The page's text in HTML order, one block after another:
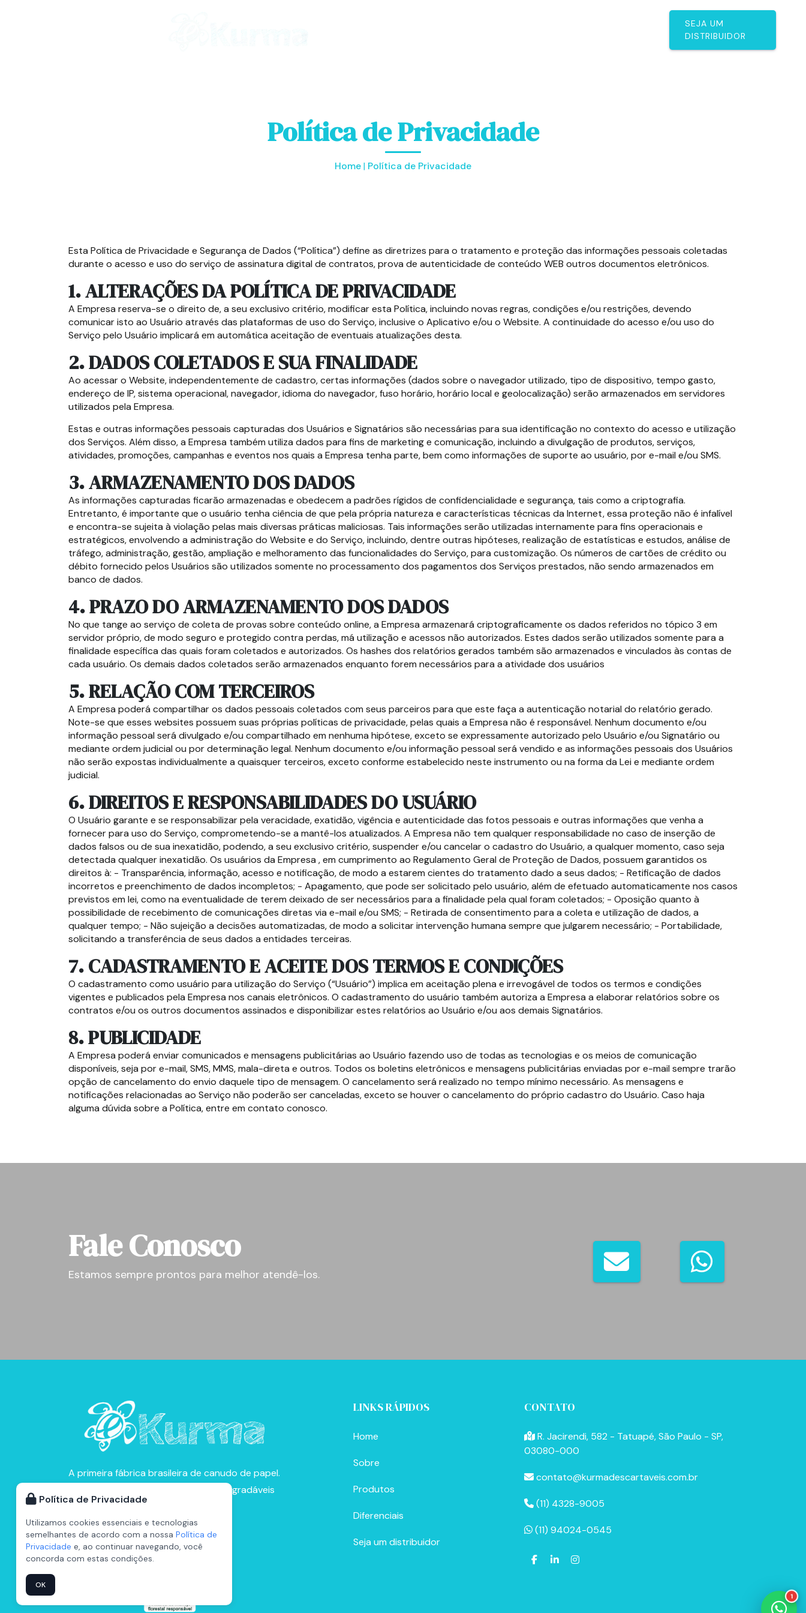
SEJA UM
DISTRIBUIDOR
Política de Privacidade
Home| Política de Privacidade
Esta Política de Privacidade e Segurança de Dados (“Política”) define as diretrizes para o tratamento e proteção das informações pessoais coletadas
durante o acesso e uso do serviço de assinatura digital de contratos, prova de autenticidade de conteúdo WEB outros documentos eletrônicos.
1. ALTERAÇÕES DA POLÍTICA DE PRIVACIDADE
A Empresa reserva-se o direito de, a seu exclusivo critério, modificar esta Política, incluindo novas regras, condições e/ou restrições, devendo
comunicar isto ao Usuário através das plataformas de uso do Serviço, inclusive o Aplicativo e/ou o Website. A continuidade do acesso e/ou uso do
Serviço pelo Usuário implicará em automática aceitação de eventuais atualizações desta.
2. DADOS COLETADOS E SUA FINALIDADE
Ao acessar o Website, independentemente de cadastro, certas informações (dados sobre o navegador utilizado, tipo de dispositivo, tempo gasto,
endereço de IP, sistema operacional, navegador, idioma do navegador, fuso horário, horário local e geolocalização) serão armazenados em servidores
utilizados pela Empresa.
Estas e outras informações pessoais capturadas dos Usuários e Signatários são necessárias para sua identificação no contexto do acesso e utilização
dos Serviços. Além disso, a Empresa também utiliza dados para fins de marketing e comunicação, incluindo a divulgação de produtos, serviços,
atividades, promoções, campanhas e eventos nos quais a Empresa tenha parte, bem como informações de suporte ao usuário, por e-mail e/ou SMS.
3. ARMAZENAMENTO DOS DADOS
As informações capturadas ficarão armazenadas e obedecem a padrões rígidos de confidencialidade e segurança, tais como a criptografia.
Entretanto, é importante que o usuário tenha ciência de que pela própria natureza e características técnicas da Internet, essa proteção não é infalível
e encontra-se sujeita à violação pelas mais diversas práticas maliciosas. Tais informações serão utilizadas internamente para fins operacionais e
estratégicos, envolvendo a administração do Website e do Serviço, incluindo, dentre outras hipóteses, realização de estatísticas e estudos, análise de
tráfego, administração, gestão, ampliação e melhoramento das funcionalidades do Serviço, para customização. Os números de cartões de crédito ou
débito fornecido pelos Usuários são utilizados somente no processamento dos pagamentos dos Serviços prestados, não sendo armazenados em
banco de dados.
4. PRAZO DO ARMAZENAMENTO DOS DADOS
No que tange ao serviço de coleta de provas sobre conteúdo online, a Empresa armazenará criptograficamente os dados referidos no tópico 3 em
servidor próprio, de modo seguro e protegido contra perdas, má utilização e acessos não autorizados. Estes dados serão utilizados somente para a
finalidade específica das quais foram coletados e autorizados. Os hashes dos relatórios gerados também são armazenados e vinculados às contas de
cada usuário. Os demais dados coletados serão armazenados enquanto forem necessários para a atividade dos usuários
5. RELAÇÃO COM TERCEIROS
A Empresa poderá compartilhar os dados pessoais coletados com seus parceiros para que este faça a autenticação notarial do relatório gerado.
Note-se que esses websites possuem suas próprias políticas de privacidade, pelas quais a Empresa não é responsável. Nenhum documento e/ou
informação pessoal será divulgado e/ou compartilhado em nenhuma hipótese, exceto se expressamente autorizado pelo Usuário e/ou Signatário ou
mediante ordem judicial ou por determinação legal. Nenhum documento e/ou informação pessoal será vendido e as informações pessoais dos Usuários
não serão expostas individualmente a quaisquer terceiros, exceto conforme estabelecido neste instrumento ou na forma da Lei e mediante ordem
judicial.
6. DIREITOS E RESPONSABILIDADES DO USUÁRIO
O Usuário garante e se responsabilizar pela veracidade, exatidão, vigência e autenticidade das fotos pessoais e outras informações que venha a
fornecer para uso do Serviço, comprometendo-se a mantê-los atualizados. A Empresa não tem qualquer responsabilidade no caso de inserção de
dados falsos ou de sua inexatidão, podendo, a seu exclusivo critério, suspender e/ou cancelar o cadastro do Usuário, a qualquer momento, caso seja
detectada qualquer inexatidão. Os usuários da Empresa , em cumprimento ao Regulamento Geral de Proteção de Dados, possuem garantidos os
direitos à: - Transparência, informação, acesso e notificação, de modo a estarem cientes do tratamento dado a seus dados; - Retificação de dados
incorretos e preenchimento de dados incompletos; - Apagamento, que pode ser solicitado pelo usuário, além de efetuado automaticamente nos casos
previstos em lei, como na eventualidade de terem deixado de ser necessários para a finalidade pela qual foram coletados; - Oposição quanto à
possibilidade de recebimento de comunicações diretas via e-mail e/ou SMS; - Retirada de consentimento para a coleta e utilização de dados, a
qualquer tempo; - Não sujeição a decisões automatizadas, de modo a solicitar intervenção humana sempre que julgarem necessário; - Portabilidade,
solicitando a transferência de seus dados a entidades terceiras.
7. CADASTRAMENTO E ACEITE DOS TERMOS E CONDIÇÕES
O cadastramento como usuário para utilização do Serviço (“Usuário”) implica em aceitação plena e irrevogável de todos os termos e condições
vigentes e publicados pela Empresa nos canais eletrônicos. O cadastramento do usuário também autoriza a Empresa a elaborar relatórios sobre os
contratos e/ou os outros documentos assinados e disponibilizar estes relatórios ao Usuário e/ou aos demais Signatários.
8. PUBLICIDADE
A Empresa poderá enviar comunicados e mensagens publicitárias ao Usuário fazendo uso de todas as tecnologias e os meios de comunicação
disponíveis, seja por e-mail, SMS, MMS, mala-direta e outros. Todos os boletins eletrônicos e mensagens publicitárias enviadas por e-mail sempre trarão
opção de cancelamento do envio daquele tipo de mensagem. O cancelamento será realizado no tempo mínimo necessário. As mensagens e
notificações relacionadas ao Serviço não poderão ser canceladas, exceto se houver o cancelamento do próprio cadastro do Usuário. Caso haja
alguma dúvida sobre a Política, entre em contato conosco.
Fale Conosco
Estamos sempre prontos para melhor atendê-los.
A primeira fábrica brasileira de canudo de papel.
Produzindo descartáveis 100% biodegradáveis
com certificação FSC desde 2018.
LINKS RÁPIDOS
Home
Sobre
Produtos
Diferenciais
Seja um distribuidor
CONTATO
R. Jacirendi, 582 - Tatuapé, São Paulo - SP,
03080-000
contato@kurmadescartaveis.com.br
(11) 4328-9005
(11) 94024-0545
1
Política de Privacidade
Utilizamos cookies essenciais e tecnologias
semelhantes de acordo com a nossa Política de
Privacidade e, ao continuar navegando, você
concorda com estas condições.
OK